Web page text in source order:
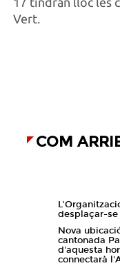
Vert.
COM
desplaçar-
Nova
cantonada
d'aquesta
connectarà